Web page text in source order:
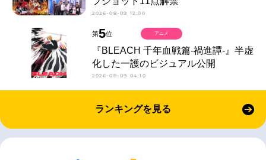
2026-08-09 12:00
第5位
『BLEACH 千年血戦篇-禍進譚-』半虚
化した一護のビジュアル公開
2026-08-09 04:10
アニメ
ランキングを見る